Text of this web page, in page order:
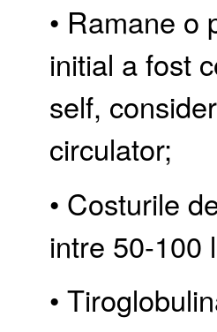
• Ramane o
initial a fost
self,
circulator;
• Costurile
intre 50-100
•